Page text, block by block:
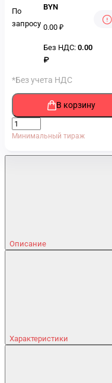
По
запросу
BYN
0.00 ₽
Без НДС: 0.00
₽
*Без учета НДС
В корзину
Минимальный тираж
Описание
Характеристики